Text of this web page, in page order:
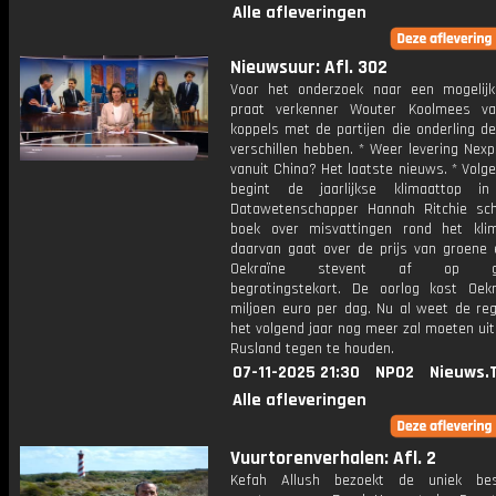
Alle afleveringen
Nieuwsuur: Afl. 302
Voor het onderzoek naar een
praat verkenner Wouter Koolmees
koppels met de partijen die onderling
verschillen hebben. * Weer levering
vanuit China? Het laatste nieuws. *
begint de jaarlijkse klimaattop in
Datawetenschapper Hannah Ritchie
boek over misvattingen rond het
daarvan gaat over de prijs van groene
Oekraïne stevent af op
begrotingstekort. De oorlog kost
miljoen euro per dag. Nu al weet de
het volgend jaar nog meer zal moeten
Rusland tegen te houden.
07-11-2025 21:30 NPO2
Alle afleveringen
Vuurtorenverhalen: Afl. 2
Kefah Allush bezoekt de uniek